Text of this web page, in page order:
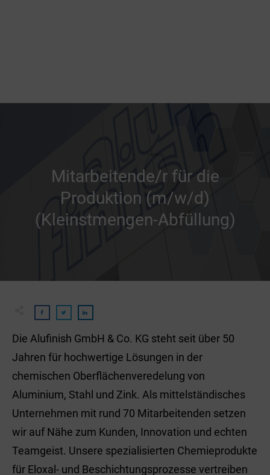
Mitarbeitende/r für die
Produktion (m/w/d)
(Kleinstmengen-Abfüllung)
Die Alufinish GmbH & Co. KG steht seit über 50
Jahren für hochwertige Lösungen in der
chemischen Oberflächenveredelung von
Aluminium, Stahl und Zink. Als mittelständisches
Unternehmen mit rund 70 Mitarbeitenden setzen
wir auf Nähe zum Kunden, Innovation und echten
Teamgeist. Unsere spezialisierten Chemieprodukte
für Eloxal- und Beschichtungsprozesse vertreiben